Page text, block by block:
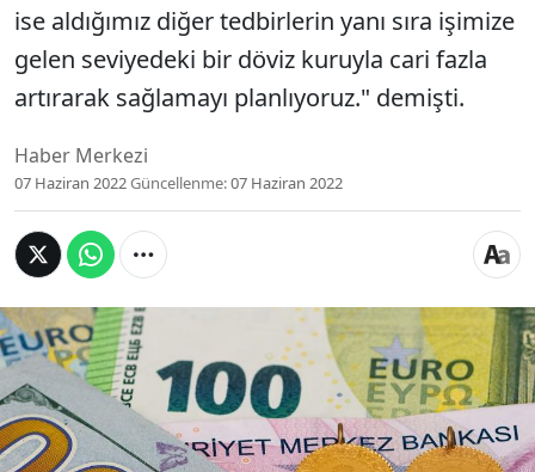
ise aldığımız diğer tedbirlerin yanı sıra işimize
gelen seviyedeki bir döviz kuruyla cari fazla
artırarak sağlamayı planlıyoruz." demişti.
Haber Merkezi
07 Haziran 2022Güncellenme:07 Haziran 2022
Sene başında 13,35 TL olan dolar kuru, bugün
16,77'yi gördü. Euro 18,01 liraya kadar yükseldi.
Erdoğan dün, faizi düşürmeye devam
edeceklerini belirterek "Fiyat istikrarını ise